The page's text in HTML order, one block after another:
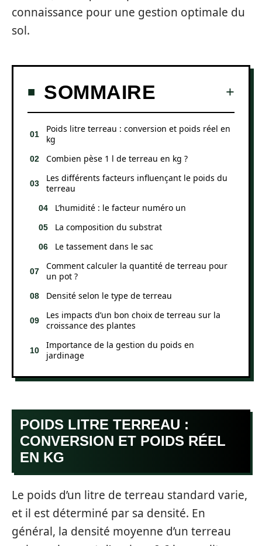
connaissance pour une gestion optimale du
sol.
SOMMAIRE
Poids litre terreau : conversion et poids réel en
kg
Combien pèse 1 l de terreau en kg ?
Les différents facteurs influençant le poids du
terreau
L’humidité : le facteur numéro un
La composition du substrat
Le tassement dans le sac
Comment calculer la quantité de terreau pour
un pot ?
Densité selon le type de terreau
Les impacts d’un bon choix de terreau sur la
croissance des plantes
Importance de la gestion du poids en
jardinage
POIDS LITRE TERREAU :
CONVERSION ET POIDS RÉEL
EN KG
Le poids d’un litre de terreau standard varie,
et il est déterminé par sa densité. En
général, la densité moyenne d’un terreau